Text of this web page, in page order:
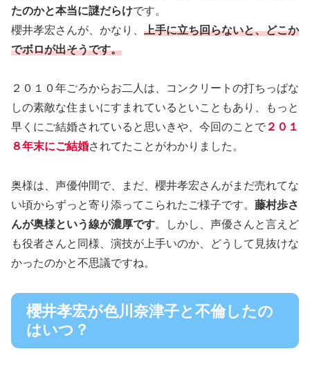
たのかと本当に謎だらけです。
櫻井孝宏さんが、かなり、 上手に立ち回らないと、どこか
でボロが出そうです。
２０１０年ごろからお二人は、コンクリートの打ちっぱな
しの素敵な住まいにすまれているといこともあり、もっと
早くにご結婚されていると思いきや、今回のことで ２０１
８年末にご結婚されてたことがわかりました。
奥様は、声優仲間で、まだ、櫻井孝宏さんがまだ売れてな
い頃からずっと寄り添ってこられたご様子です。 藤村歩さ
んが奥様という線が濃厚です。しかし、声優さんと言えど
も役者さんと同様、演技が上手いのか、どうして見抜けな
かったのかと不思議ですね。
櫻井孝宏が色川奈津子と不倫したの
はいつ？